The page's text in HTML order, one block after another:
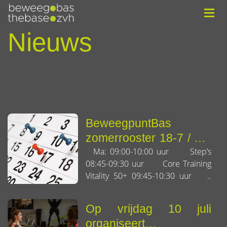
Nieuws
BeweegpuntBas
zomerrooster 18-7 / 30-
Ma: 09:00-10:00 uur Step’s
08:45-09:30 uur Core Training
Vitality 50+ 09:45-10:30 uur
20:45 uur TRX19.30-20.30
uur BodyPump 20:30-21:30
Op vrijdag 10 juli
organiseert